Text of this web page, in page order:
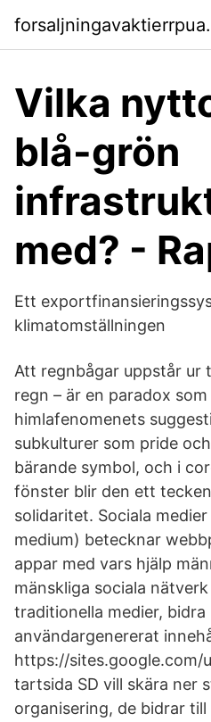
Vilka
blå-grön
med? -
Ett
klimatomställningen
Att regnbågar uppstår ur
regn – är en paradox
himlafenomenets
subkulturer som pride
bärande symbol, och i
fönster blir den ett
solidaritet. Sociala
medium) betecknar
appar med vars hjälp
mänskliga sociala
traditionella medier, bidra
användargenererat
https://sites.google.com/
tartsida SD vill skära ner
organisering, de bidrar